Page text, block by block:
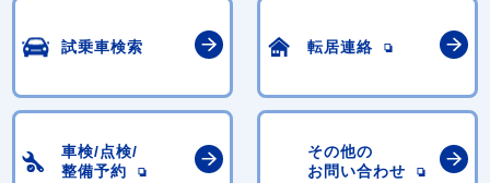
試乗車検索 転居連絡
車検/点検/
整備予約
その他の
お問い合わせ